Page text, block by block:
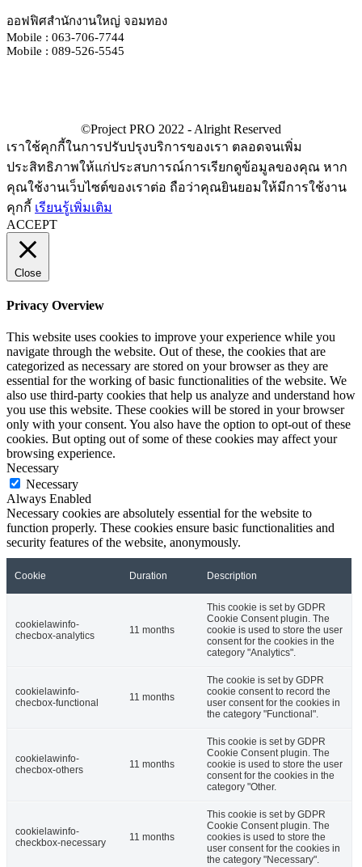
ออฟฟิศสำนักงานใหญ่ จอมทอง
Mobile : 063-706-7744
Mobile : 089-526-5545
เราใช้คุกกี้ในการปรับปรุงบริการของเรา ตลอดจนเพิ่ม
ประสิทธิภาพให้แก่ประสบการณ์การเรียกดูข้อมูลของคุณ หาก
คุณใช้งานเว็บไซต์ของเราต่อ ถือว่าคุณยินยอมให้มีการใช้งาน
คุกกี้ เรียนรู้เพิ่มเติม
ACCEPT
Close
Privacy Overview
This website uses cookies to improve your experience while you
navigate through the website. Out of these, the cookies that are
categorized as necessary are stored on your browser as they are
essential for the working of basic functionalities of the website. We
also use third-party cookies that help us analyze and understand how
you use this website. These cookies will be stored in your browser
only with your consent. You also have the option to opt-out of these
cookies. But opting out of some of these cookies may affect your
browsing experience.
Necessary
Necessary
Always Enabled
Necessary cookies are absolutely essential for the website to
function properly. These cookies ensure basic functionalities and
security features of the website, anonymously.
Cookie Duration Description
cookielawinfo-
checbox-analytics
11 months
This cookie is set by GDPR
Cookie Consent plugin. The
cookie is used to store the user
consent for the cookies in the
category "Analytics".
cookielawinfo-
checbox-functional
11 months
The cookie is set by GDPR
cookie consent to record the
user consent for the cookies in
the category "Functional".
cookielawinfo-
checbox-others
11 months
This cookie is set by GDPR
Cookie Consent plugin. The
cookie is used to store the user
consent for the cookies in the
category "Other.
cookielawinfo-
checkbox-necessary
11 months
This cookie is set by GDPR
Cookie Consent plugin. The
cookies is used to store the
user consent for the cookies in
the category "Necessary".